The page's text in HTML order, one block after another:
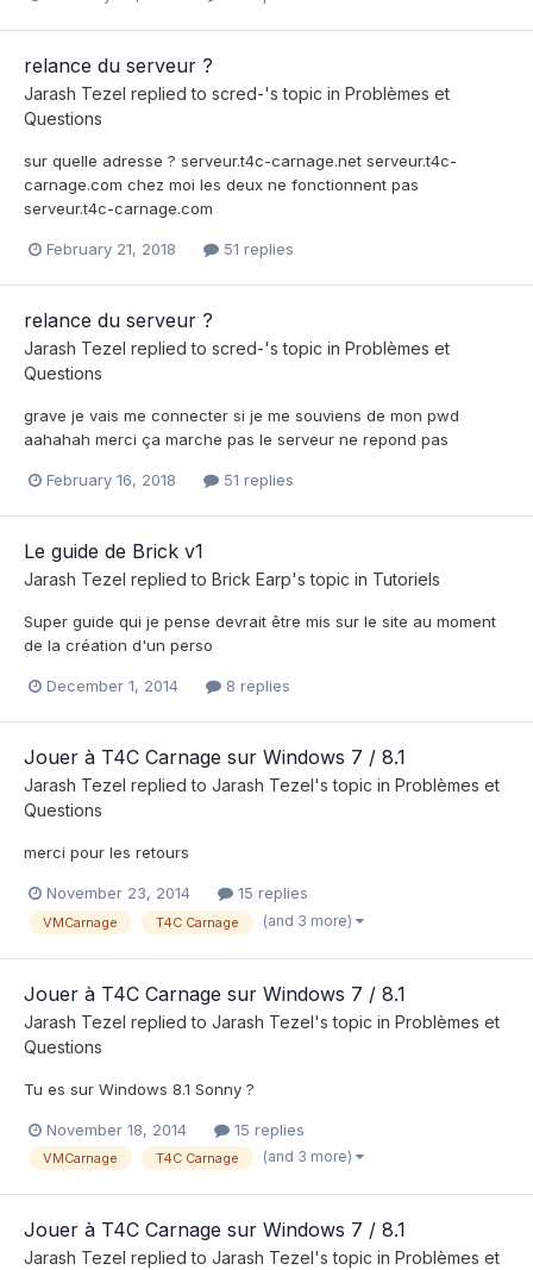
relance du serveur ?
Jarash Tezel replied to scred-'s topic in Problèmes et
Questions
sur quelle adresse ? serveur.t4c-carnage.net serveur.t4c-
carnage.com chez moi les deux ne fonctionnent pas
serveur.t4c-carnage.com
February 21, 2018 51 replies
relance du serveur ?
Jarash Tezel replied to scred-'s topic in Problèmes et
Questions
grave je vais me connecter si je me souviens de mon pwd
aahahah merci ça marche pas le serveur ne repond pas
February 16, 2018 51 replies
Le guide de Brick v1
Jarash Tezel replied to Brick Earp's topic in Tutoriels
Super guide qui je pense devrait être mis sur le site au moment
de la création d'un perso
December 1, 2014 8 replies
Jouer à T4C Carnage sur Windows 7 / 8.1
Jarash Tezel replied to Jarash Tezel's topic in Problèmes et
Questions
merci pour les retours
November 23, 2014 15 replies
VMCarnage T4C Carnage (and 3 more)
Jouer à T4C Carnage sur Windows 7 / 8.1
Jarash Tezel replied to Jarash Tezel's topic in Problèmes et
Questions
Tu es sur Windows 8.1 Sonny ?
November 18, 2014 15 replies
VMCarnage T4C Carnage (and 3 more)
Jouer à T4C Carnage sur Windows 7 / 8.1
Jarash Tezel replied to Jarash Tezel's topic in Problèmes et